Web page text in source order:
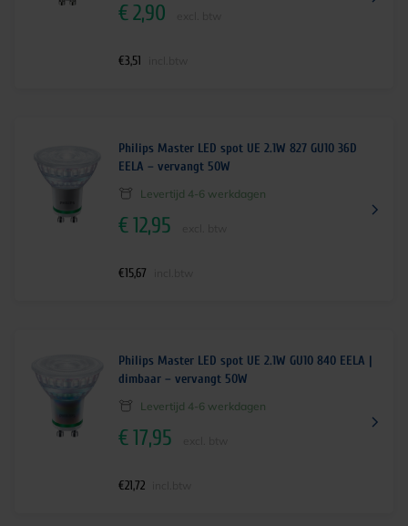
€2,90
€3,51
Philips Master LED spot UE 2.1W 827 GU10 36D
EELA – vervangt 50W
Levertijd 4-6 werkdagen
€12,95
€15,67
Philips Master LED spot UE 2.1W GU10 840 EELA |
dimbaar – vervangt 50W
Levertijd 4-6 werkdagen
€17,95
€21,72